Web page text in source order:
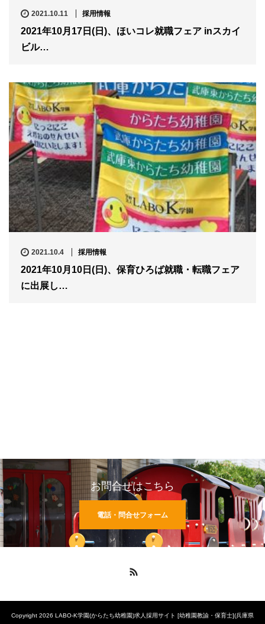
2021.10.11 採用情報
2021年10月17日(日)、ほいコレ就職フェア inスカイ
ビル…
2021.10.4 採用情報
2021年10月10日(日)、保育ひろば就職・転職フェア
に出展し…
お問合せはこちら
電話・問合せフォーム
Copyright 2026 LABO-K学園(からたち幼稚園)求人採用サイト [幼稚園教諭・保育士](兵庫県